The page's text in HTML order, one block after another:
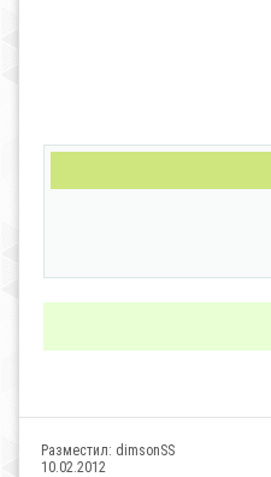
Разместил: dimsonSS
10.02.2012